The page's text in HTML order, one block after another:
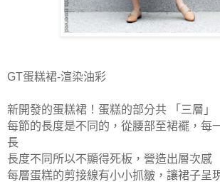
GT蛋糕裙-渲染油彩
新開發的蛋糕裙！ 蛋糕的部分共 「 三層」
每節的長度是不同的，從腰部至裙襬，每
長
長度不同所以不顯得死板，營造出層次感
每層蛋糕的剪接線有小小抓皺，讓裙子呈